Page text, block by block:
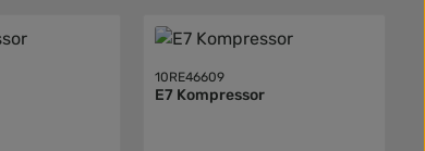
10RE46609
E7 Kompressor